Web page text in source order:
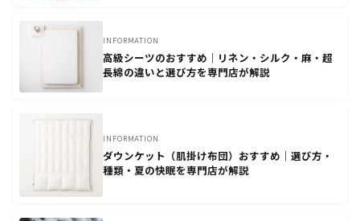
INFORMATION
高級シーツのおすすめ｜リネン・シルク・麻・超
長綿の違いと選び方を専門店が解説
INFORMATION
ダウンケット（肌掛け布団）おすすめ｜選び方・
種類・夏の快眠を専門店が解説